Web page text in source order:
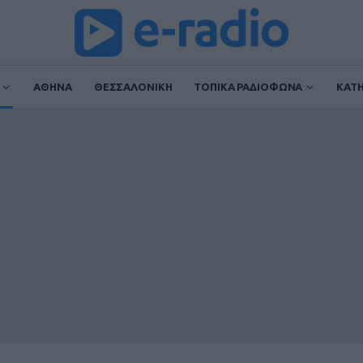
ΑΘΗΝΑ ΘΕΣΣΑΛΟΝΙΚΗ ΤΟΠΙΚΑ ΡΑΔΙΟΦΩΝΑ